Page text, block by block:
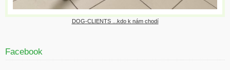
DOG-CLIENTS ...kdo k nám chodí
Facebook